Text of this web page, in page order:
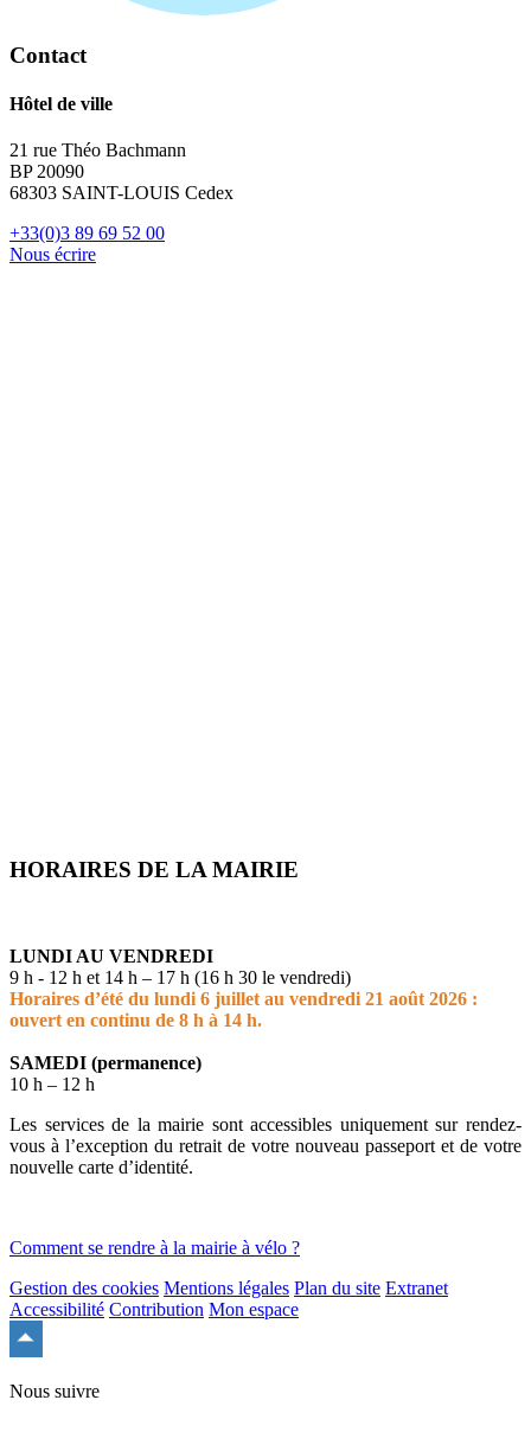
Contact
Hôtel de ville
21 rue Théo Bachmann
BP 20090
68303 SAINT-LOUIS Cedex
+33(0)3 89 69 52 00
Nous écrire
HORAIRES DE LA MAIRIE
LUNDI AU VENDREDI
9 h - 12 h et 14 h – 17 h (16 h 30 le vendredi)
Horaires d’été du lundi 6 juillet au vendredi 21 août 2026 :
ouvert en continu de 8 h à 14 h.
SAMEDI (permanence)
10 h – 12 h
Les services de la mairie sont accessibles uniquement sur rendez-
vous à l’exception du retrait de votre nouveau passeport et de votre
nouvelle carte d’identité.
Comment se rendre à la mairie à vélo ?
Gestion des cookies Mentions légales Plan du site Extranet
Accessibilité Contribution Mon espace
du
Nous suivre